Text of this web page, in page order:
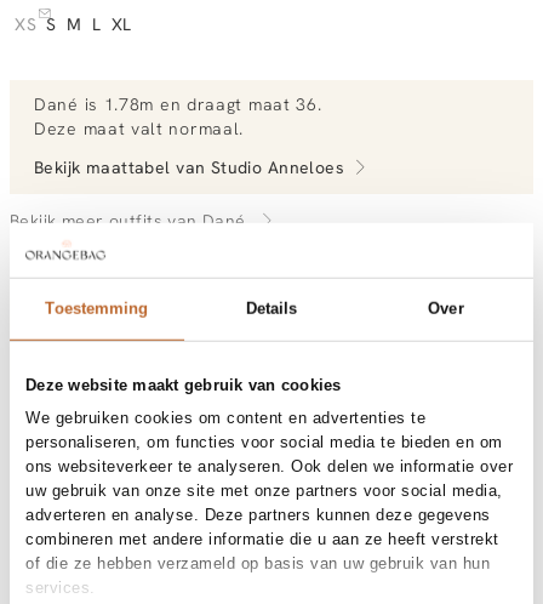
Toestemming Details Over
Deze website maakt gebruik van cookies
We gebruiken cookies om content en advertenties te
personaliseren, om functies voor social media te bieden en om
ons websiteverkeer te analyseren. Ook delen we informatie over
uw gebruik van onze site met onze partners voor social media,
adverteren en analyse. Deze partners kunnen deze gegevens
combineren met andere informatie die u aan ze heeft verstrekt
of die ze hebben verzameld op basis van uw gebruik van hun
services.
XS S M L XL
Dané is 1.78m en draagt maat 36.
Deze maat valt normaal.
Bekijk maattabel van Studio Anneloes
Bekijk meer outfits van Dané
Vandaag besteld, dinsdag gratis in huis
Gratis bezorging vanaf €99
Materiaal en verzorging
Fabric
Fabric: 100% cotton
Materiaal
Katoen
Reiniging
Hand wash
Maat en pasvorm
Maatadvies
Deze maat valt normaal
Pasvorm
Productdetails